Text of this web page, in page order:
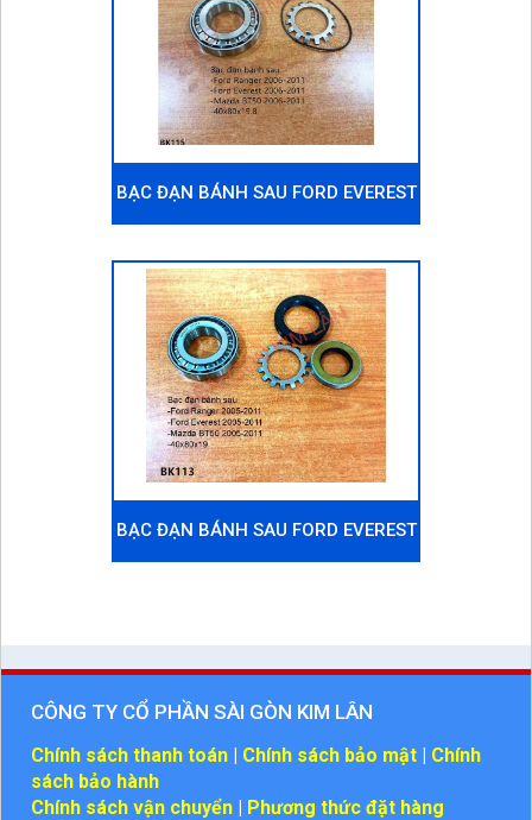
BẠC ĐẠN BÁNH SAU FORD EVEREST
BẠC ĐẠN BÁNH SAU FORD EVEREST
CÔNG TY CỔ PHẦN SÀI GÒN KIM LÂN
Chính sách thanh toán | Chính sách bảo mật | Chính
sách bảo hành
Chính sách vận chuyển | Phương thức đặt hàng